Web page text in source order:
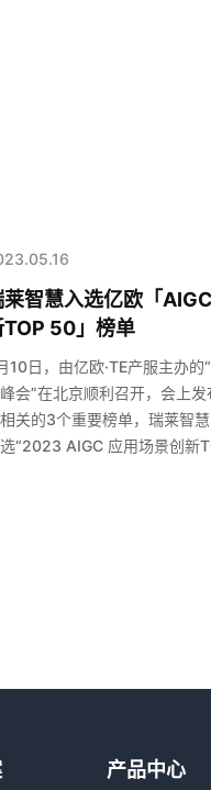
莱智慧入选亿欧「
TOP 50」榜单
10日，由亿欧·TE产服主办
会”在北京顺利召开，会上
关的3个重要榜单，瑞莱智
“2023 AIGC 应用场景创新
产品中心